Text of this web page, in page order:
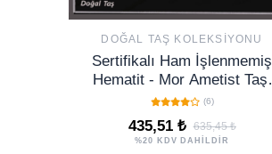
DOĞAL TAŞ KOLEKSIYONU
Sertifikalı Ham İşlenmemiş
Hematit - Mor Ametist Taşı
Bileklik(6)
435,51 ₺ 635,45 ₺
%20 KDV DAHİLDİR